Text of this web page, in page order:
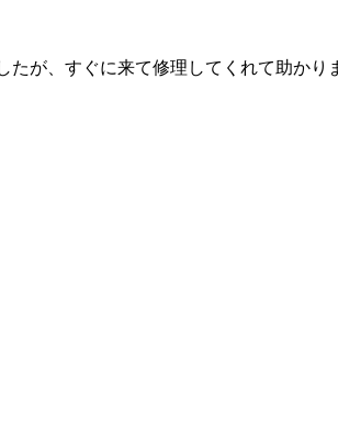
たが、すぐに来て修理してくれて助か